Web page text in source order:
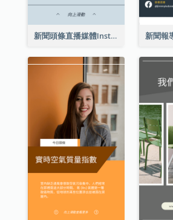
新聞頭條直播媒體Instagram限時動態